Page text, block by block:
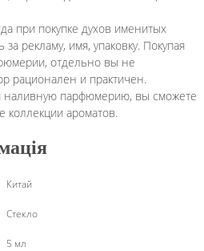
при покупке духов именитых
рекламу, имя, упаковку. Покупая
отдельно вы не
рационален и практичен.
наливную парфюмерию, вы сможете
коллекции ароматов.
Китай
Стекло
5 мл